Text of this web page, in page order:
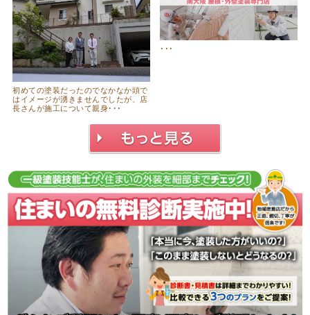
初めての塗装だったのでなかなか頭で
はイメージが湧きませんでしたが、店
長さんが施工について親身･･･
･･･